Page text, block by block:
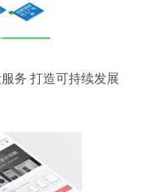
务 打造可持续发展